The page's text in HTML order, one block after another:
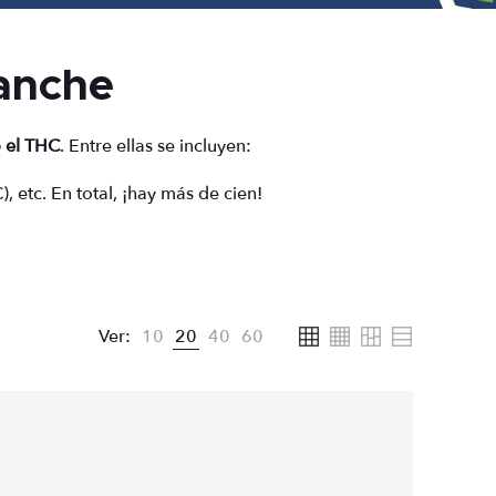
THC. Entre ellas se incluyen:
etc. En total, ¡hay más de cien!
Ver: 10 20 40 60